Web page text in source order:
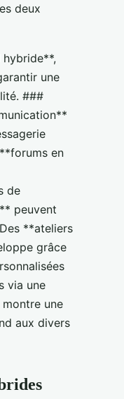
deux
une
###
en
de
peuvent
**ateliers
grâce
via une
une
aux divers